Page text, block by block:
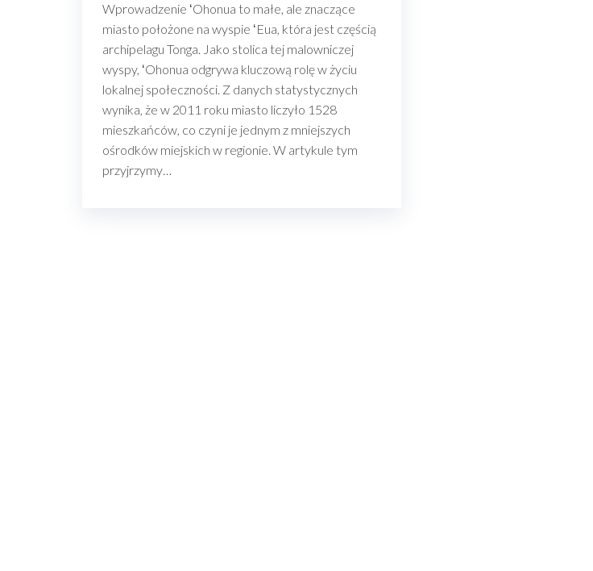
Wprowadzenie ʻOhonua to małe, ale znaczące
miasto położone na wyspie ʻEua, która jest częścią
archipelagu Tonga. Jako stolica tej malowniczej
wyspy, ʻOhonua odgrywa kluczową rolę w życiu
lokalnej społeczności. Z danych statystycznych
wynika, że w 2011 roku miasto liczyło 1528
mieszkańców, co czyni je jednym z mniejszych
ośrodków miejskich w regionie. W artykule tym
przyjrzymy…